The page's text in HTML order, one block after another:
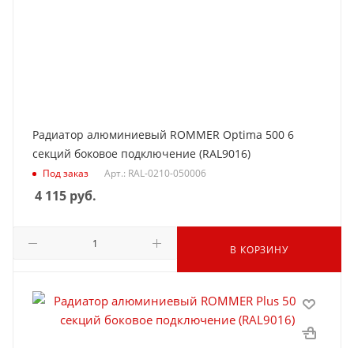
Радиатор алюминиевый ROMMER Optima 500 6
секций боковое подключение (RAL9016)
Под заказ Арт.: RAL-0210-050006
4 115 руб.
В КОРЗИНУ